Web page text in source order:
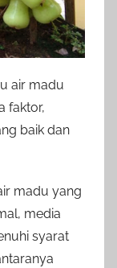
air madu
faktor,
baik dan
madu yang
media
syarat